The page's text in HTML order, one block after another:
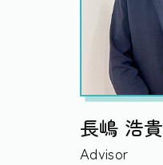
長嶋 浩貴
Advisor